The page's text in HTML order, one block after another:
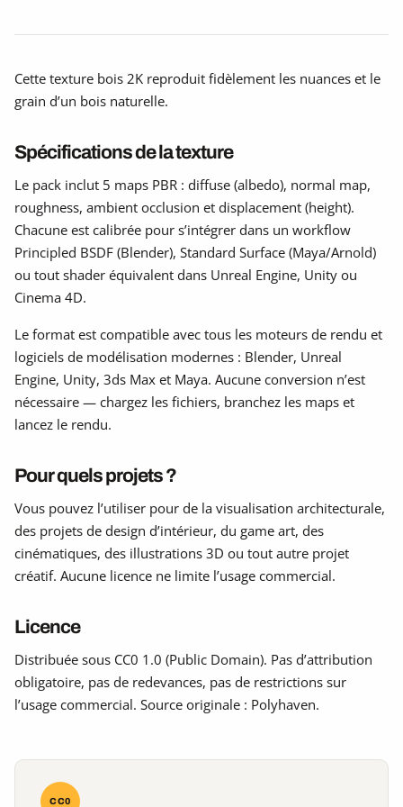
Cette texture bois 2K reproduit fidèlement les nuances et le
grain d’un bois naturelle.
Spécifications de la texture
Le pack inclut 5 maps PBR : diffuse (albedo), normal map,
roughness, ambient occlusion et displacement (height).
Chacune est calibrée pour s’intégrer dans un workflow
Principled BSDF (Blender), Standard Surface (Maya/Arnold)
ou tout shader équivalent dans Unreal Engine, Unity ou
Cinema 4D.
Le format est compatible avec tous les moteurs de rendu et
logiciels de modélisation modernes : Blender, Unreal
Engine, Unity, 3ds Max et Maya. Aucune conversion n’est
nécessaire — chargez les fichiers, branchez les maps et
lancez le rendu.
Pour quels projets ?
Vous pouvez l’utiliser pour de la visualisation architecturale,
des projets de design d’intérieur, du game art, des
cinématiques, des illustrations 3D ou tout autre projet
créatif. Aucune licence ne limite l’usage commercial.
Licence
Distribuée sous CC0 1.0 (Public Domain). Pas d’attribution
obligatoire, pas de redevances, pas de restrictions sur
l’usage commercial. Source originale : Polyhaven.
CC0